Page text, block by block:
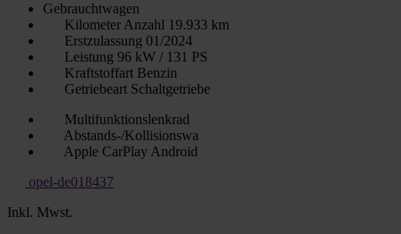
Gebrauchtwagen
Kilometer Anzahl 19.933 km
Erstzulassung 01/2024
Leistung 96 kW / 131 PS
Kraftstoffart Benzin
Getriebeart Schaltgetriebe
Multifunktionslenkrad
Abstands-/Kollisionswa
Apple CarPlay Android
opel-de018437
Inkl. Mwst.